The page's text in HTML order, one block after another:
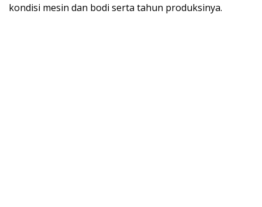
kondisi mesin dan bodi serta tahun produksinya.